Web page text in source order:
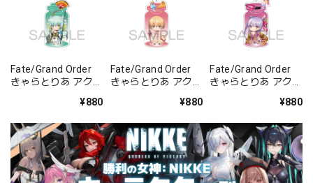
Fate/Grand Order
きゃらとりあ アクリ
¥880
Fate/Grand Order
きゃらとりあ アクリ
¥880
Fate/Grand Order
きゃらとりあ アクリ
バー/パッションリ
¥880